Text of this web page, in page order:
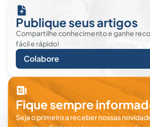
Publique seus artigos
Compartilhe conhecimento e ganhe
fácil e rápido!
Colabore
Fique sempre
Seja o primeiro a receber nossas